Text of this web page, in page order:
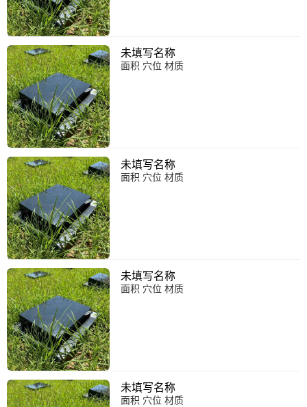
未填写名称
面积 穴位 材质
未填写名称
面积 穴位 材质
未填写名称
面积 穴位 材质
未填写名称
面积 穴位 材质